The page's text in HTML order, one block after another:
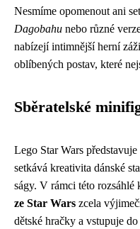
Nesmíme opomenout ani
Dagobahu nebo různé
nabízejí intimnější herní
oblíbených postav, které
Sběratelské
Lego Star Wars
setkává kreativita dánské
ságy. V rámci této rozsáhlé
ze Star Wars zcela
dětské hračky a vstupuje